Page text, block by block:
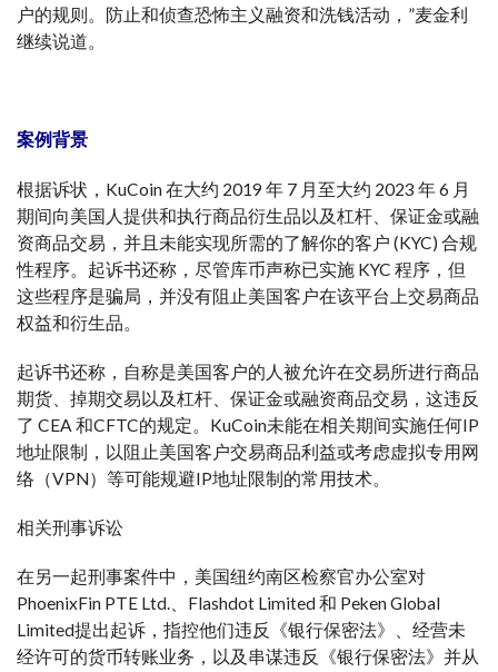
户的规则。防止和侦查恐怖主义融资和洗钱活动，”麦金利
继续说道。
案例背景
根据诉状，KuCoin 在大约 2019 年 7 月至大约 2023 年 6 月
期间向美国人提供和执行商品衍生品以及杠杆、保证金或融
资商品交易，并且未能实现所需的了解你的客户 (KYC) 合规
性程序。起诉书还称，尽管库币声称已实施 KYC 程序，但
这些程序是骗局，并没有阻止美国客户在该平台上交易商品
权益和衍生品。
起诉书还称，自称是美国客户的人被允许在交易所进行商品
期货、掉期交易以及杠杆、保证金或融资商品交易，这违反
了 CEA 和CFTC的规定。KuCoin未能在相关期间实施任何IP
地址限制，以阻止美国客户交易商品利益或考虑虚拟专用网
络（VPN）等可能规避IP地址限制的常用技术。
相关刑事诉讼
在另一起刑事案件中，美国纽约南区检察官办公室对
PhoenixFin PTE Ltd.、Flashdot Limited 和 Peken Global
Limited提出起诉，指控他们违反《银行保密法》、经营未
经许可的货币转账业务，以及串谋违反《银行保密法》并从